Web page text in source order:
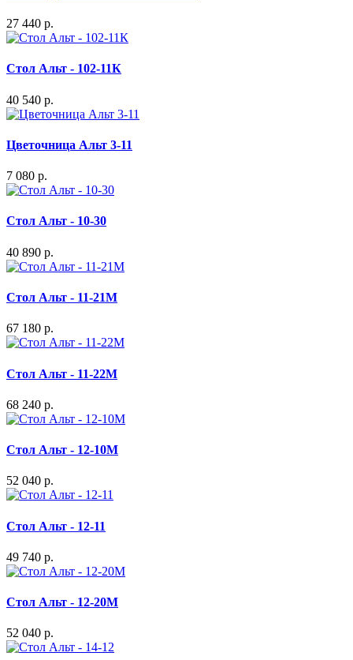
27 440 р.
Стол Альт - 102-11К
40 540 р.
Цветочница Альт 3-11
7 080 р.
Стол Альт - 10-30
40 890 р.
Стол Альт - 11-21М
67 180 р.
Стол Альт - 11-22М
68 240 р.
Стол Альт - 12-10М
52 040 р.
Стол Альт - 12-11
49 740 р.
Стол Альт - 12-20М
52 040 р.